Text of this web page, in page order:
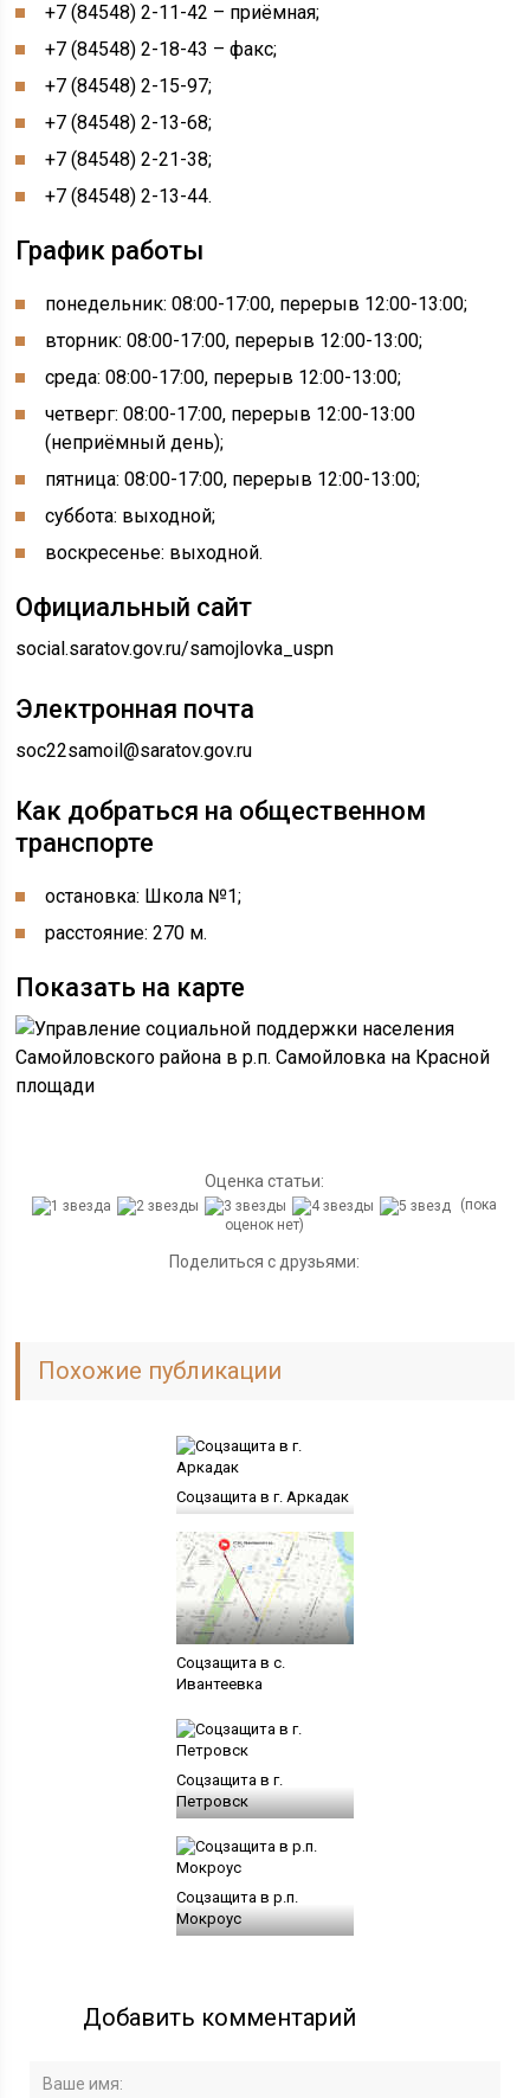
+7 (84548) 2-11-42 – приёмная;
+7 (84548) 2-18-43 – факс;
+7 (84548) 2-15-97;
+7 (84548) 2-13-68;
+7 (84548) 2-21-38;
+7 (84548) 2-13-44.
График работы
понедельник: 08:00-17:00, перерыв 12:00-13:00;
вторник: 08:00-17:00, перерыв 12:00-13:00;
среда: 08:00-17:00, перерыв 12:00-13:00;
четверг: 08:00-17:00, перерыв 12:00-13:00
(неприёмный день);
пятница: 08:00-17:00, перерыв 12:00-13:00;
суббота: выходной;
воскресенье: выходной.
Официальный сайт
social.saratov.gov.ru/samojlovka_uspn
Электронная почта
soc22samoil@saratov.gov.ru
Как добраться на общественном
транспорте
остановка: Школа №1;
расстояние: 270 м.
Показать на карте
Оценка статьи:
(пока
оценок нет)
Поделиться с друзьями:
Похожие публикации
Соцзащита в г. Аркадак
Соцзащита в с.
Ивантеевка
Соцзащита в г.
Петровск
Соцзащита в р.п.
Мокроус
Добавить комментарий